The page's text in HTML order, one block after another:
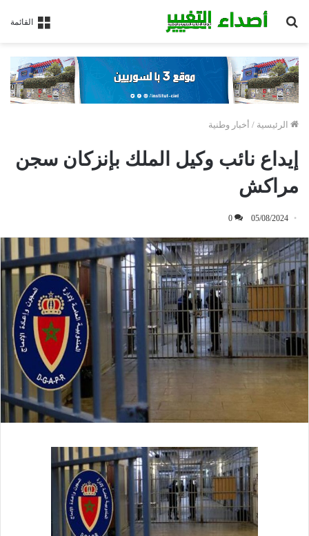
القائمة
الرئيسية / أخبار وطنية
إيداع نائب وكيل الملك بإنزكان سجن
مراكش
05/08/2024
0